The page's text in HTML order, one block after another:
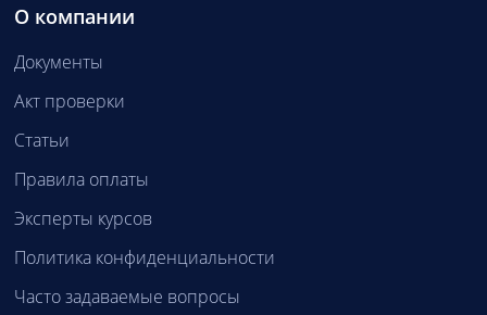
О компании
Документы
Акт проверки
Статьи
Правила оплаты
Эксперты курсов
Политика конфиденциальности
Часто задаваемые вопросы